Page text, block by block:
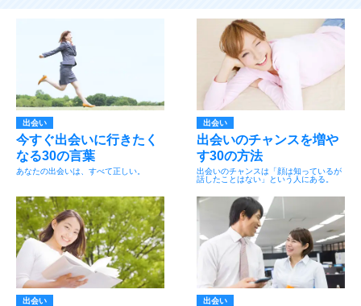
出会い
今すぐ出会いに行きたく
なる30の言葉
あなたの出会いは、すべて正しい。
出会い
出会いのチャンスを増や
す30の方法
出会いのチャンスは「顔は知っているが
話したことはない」という人にある。
出会い 出会い